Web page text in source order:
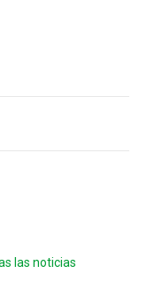
las noticias